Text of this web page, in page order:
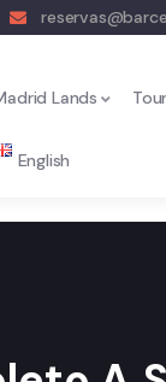
Lands
English